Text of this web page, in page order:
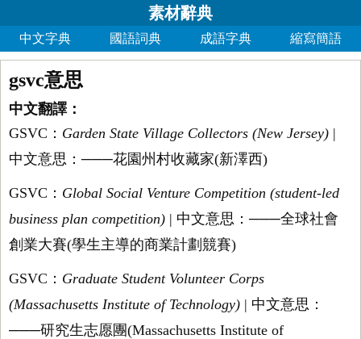
素材辭典
中文字典 國語詞典 成語字典 縮寫簡語
gsvc意思
中文翻譯：
GSVC： Garden State Village Collectors (New Jersey) |
中文意思：───花園州村收藏家(新澤西)
GSVC： Global Social Venture Competition (student-led
business plan competition) | 中文意思：───全球社會
創業大賽(學生主導的商業計劃競賽)
GSVC： Graduate Student Volunteer Corps
(Massachusetts Institute of Technology) | 中文意思：
───研究生志愿團(Massachusetts Institute of